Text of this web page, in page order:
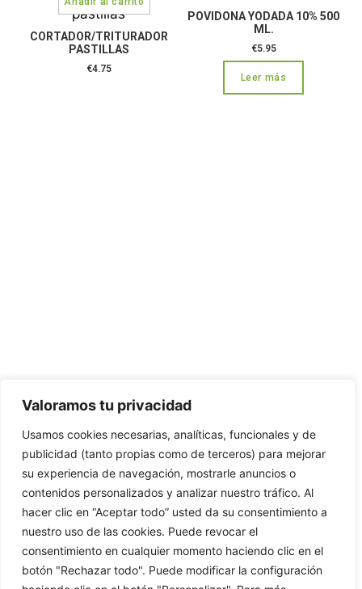
Valoramos tu privacidad
Usamos cookies necesarias, analíticas, funcionales y de
publicidad (tanto propias como de terceros) para mejorar
su experiencia de navegación, mostrarle anuncios o
contenidos personalizados y analizar nuestro tráfico. Al
hacer clic en “Aceptar todo” usted da su consentimiento a
nuestro uso de las cookies. Puede revocar el
consentimiento en cualquier momento haciendo clic en el
botón "Rechazar todo". Puede modificar la configuración
CORTADOR/TRITURADOR
PASTILLAS
€4.75
POVIDONA YODADA 10% 500
ML.
€5.95
Leer más
contacto@elbotiquinsuministrossanitarios.com
· Política de Privacidad
· Política de Cookies
· Política de Envíos y Devoluciones